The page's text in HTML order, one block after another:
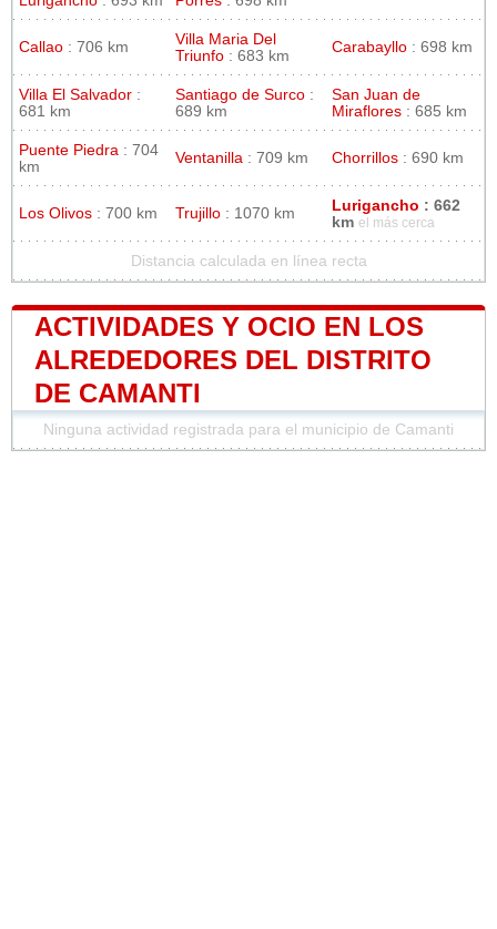
Callao : 706 km
Villa Maria Del
Triunfo : 683 km
Carabayllo : 698 km
Villa El Salvador :
681 km
Santiago de Surco :
689 km
San Juan de
Miraflores : 685 km
Puente Piedra : 704
km
Ventanilla : 709 km Chorrillos : 690 km
Los Olivos : 700 km Trujillo : 1070 km Lurigancho : 662
km el más cerca
Distancia calculada en línea recta
ACTIVIDADES Y OCIO EN LOS
ALREDEDORES DEL DISTRITO
DE CAMANTI
Ninguna actividad registrada para el municipio de Camanti